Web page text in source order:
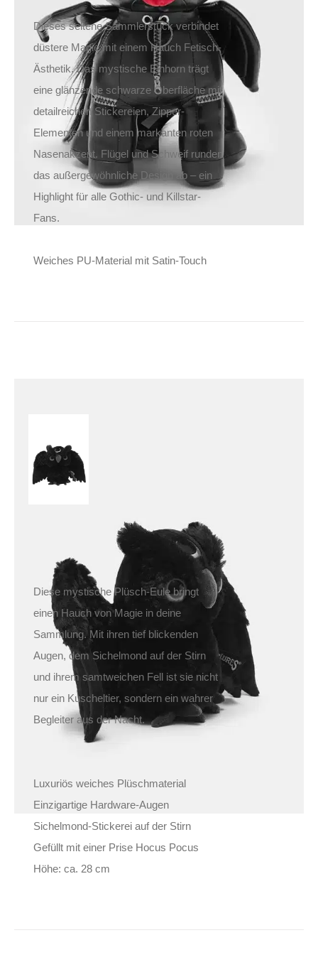
Dieses seltene Sammlerstück verbindet
düstere Magie mit einem Hauch Fetisch-
Ästhetik. Das mystische Einhorn trägt
eine glänzende schwarze Oberfläche mit
detailreichen Stickereien, Zipper-
Elementen und einem markanten roten
Nasenakzent. Flügel und Schweif runden
das außergewöhnliche Design ab – ein
Highlight für alle Gothic- und Killstar-
Fans.
Weiches PU-Material mit Satin-Touch
Lieferzeit: ca. 1-2 Tage DE, ca. 3-4 Tage EU
Diese mystische Plüsch-Eule bringt
einen Hauch von Magie in deine
Sammlung. Mit ihren tief blickenden
Augen, dem Sichelmond auf der Stirn
und ihrem samtweichen Fell ist sie nicht
nur ein Kuscheltier, sondern ein wahrer
Begleiter aus der Nacht.
Luxuriös weiches Plüschmaterial
Einzigartige Hardware-Augen
Sichelmond-Stickerei auf der Stirn
Gefüllt mit einer Prise Hocus Pocus
Höhe: ca. 28 cm